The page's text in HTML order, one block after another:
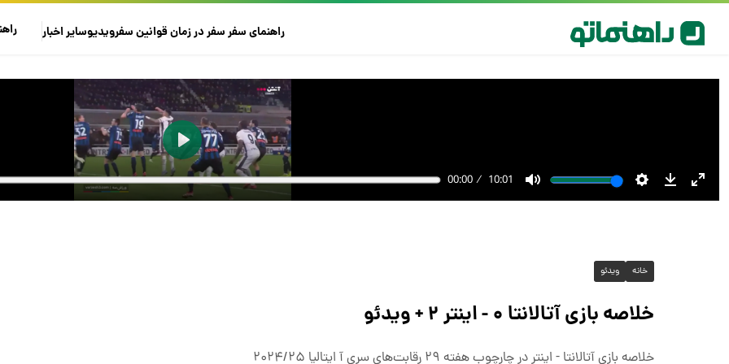
راهنمای سفرسفر در زمانقوانین سفرویدیوسایراخبار
خانه ویدئو
خلاصه بازی آتالانتا ۰ - اینتر ۲ + ویدئو
خلاصه بازی آتالانتا - اینتر در چارچوب هفته ۲۹ رقابت‌های سری آ ایتالیا ۲۰۲۴/۲۵